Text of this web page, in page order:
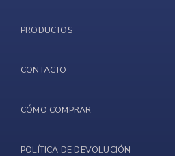
PRODUCTOS
CONTACTO
CÓMO COMPRAR
POLÍTICA DE DEVOLUCIÓN